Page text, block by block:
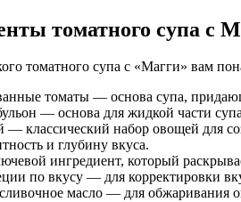
томатного супа с
томатного супа с «Магги» вам
томаты — основа супа,
— основа для жидкой части
— классический набор овощей для
и глубину вкуса.
ингредиент, который
по вкусу — для корректировки
масло — для обжаривания